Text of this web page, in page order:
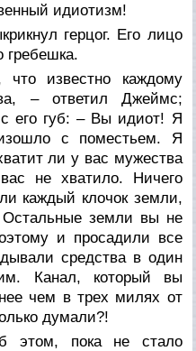
идиотизм!
герцог. Его лицо
гребешка.
известно каждому
– ответил Джеймс;
его губ: – Вы идиот! Я
с поместьем. Я
ли у вас мужества
не хватило. Ничего
каждый клочок земли,
земли вы не
и просадили все
средства в один
Канал, который вы
чем в трех милях от
думали?!
этом, пока не стало